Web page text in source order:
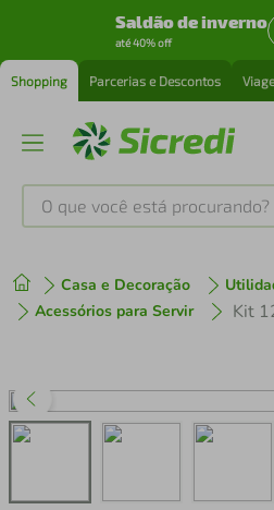
Saldão de inverno
até 40% off
Shopping Parcerias e Descontos
O que você está procurando?
Casa e Decoração
Acessórios para Servir
1º tenis
3º perfume